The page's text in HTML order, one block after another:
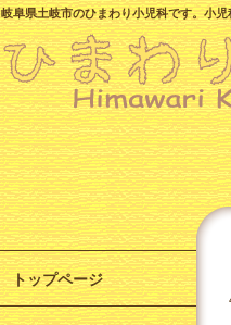
岐阜県土岐市のひまわり小児科です。小
トップページ